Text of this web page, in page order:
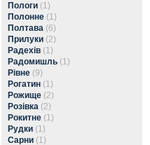
Пологи (1)
Полонне (1)
Полтава (6)
Прилуки (2)
Радехів (1)
Радомишль (1)
Рівне (9)
Рогатин (1)
Рожище (2)
Розівка (2)
Рокитне (1)
Рудки (1)
Сарни (1)